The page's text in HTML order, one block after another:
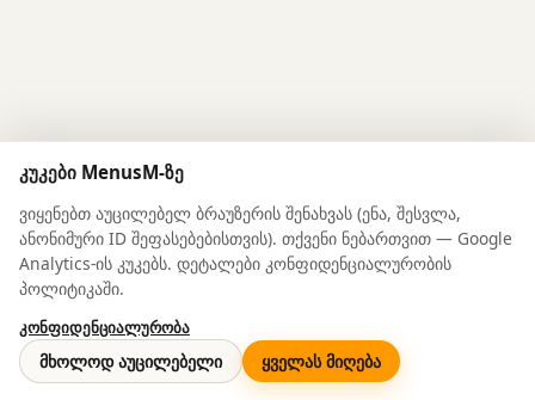
კუკები MenusM-ზე
ვიყენებთ აუცილებელ ბრაუზერის შენახვას (ენა, შესვლა,
ანონიმური ID შეფასებებისთვის). თქვენი ნებართვით — Google
Analytics-ის კუკებს. დეტალები კონფიდენციალურობის
პოლიტიკაში.
კონფიდენციალურობა
მხოლოდ აუცილებელი ყველას მიღება